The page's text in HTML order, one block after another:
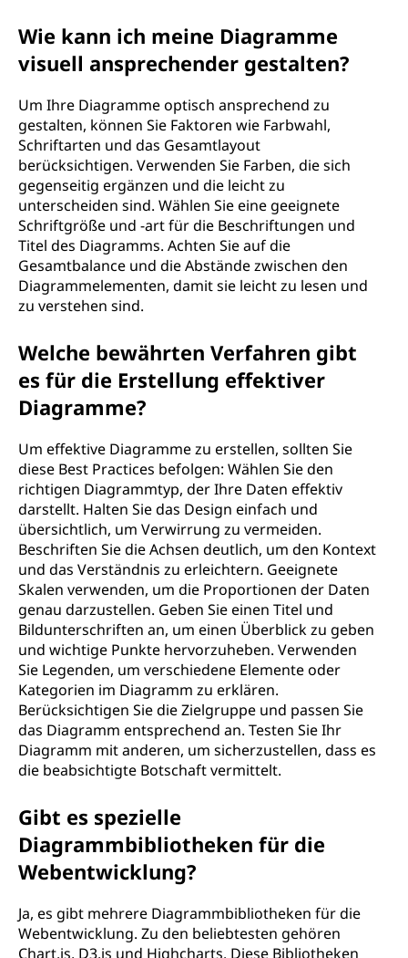
Wie kann ich meine Diagramme
visuell ansprechender gestalten?
Um Ihre Diagramme optisch ansprechend zu
gestalten, können Sie Faktoren wie Farbwahl,
Schriftarten und das Gesamtlayout
berücksichtigen. Verwenden Sie Farben, die sich
gegenseitig ergänzen und die leicht zu
unterscheiden sind. Wählen Sie eine geeignete
Schriftgröße und -art für die Beschriftungen und
Titel des Diagramms. Achten Sie auf die
Gesamtbalance und die Abstände zwischen den
Diagrammelementen, damit sie leicht zu lesen und
zu verstehen sind.
Welche bewährten Verfahren gibt
es für die Erstellung effektiver
Diagramme?
Um effektive Diagramme zu erstellen, sollten Sie
diese Best Practices befolgen: Wählen Sie den
richtigen Diagrammtyp, der Ihre Daten effektiv
darstellt. Halten Sie das Design einfach und
übersichtlich, um Verwirrung zu vermeiden.
Beschriften Sie die Achsen deutlich, um den Kontext
und das Verständnis zu erleichtern. Geeignete
Skalen verwenden, um die Proportionen der Daten
genau darzustellen. Geben Sie einen Titel und
Bildunterschriften an, um einen Überblick zu geben
und wichtige Punkte hervorzuheben. Verwenden
Sie Legenden, um verschiedene Elemente oder
Kategorien im Diagramm zu erklären.
Berücksichtigen Sie die Zielgruppe und passen Sie
das Diagramm entsprechend an. Testen Sie Ihr
Diagramm mit anderen, um sicherzustellen, dass es
die beabsichtigte Botschaft vermittelt.
Gibt es spezielle
Diagrammbibliotheken für die
Webentwicklung?
Ja, es gibt mehrere Diagrammbibliotheken für die
Webentwicklung. Zu den beliebtesten gehören
Chart.js, D3.js und Highcharts. Diese Bibliotheken